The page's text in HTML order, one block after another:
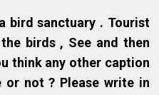
bird sanctuary . Tourist
birds , See and then
think any other caption
not ? Please write in